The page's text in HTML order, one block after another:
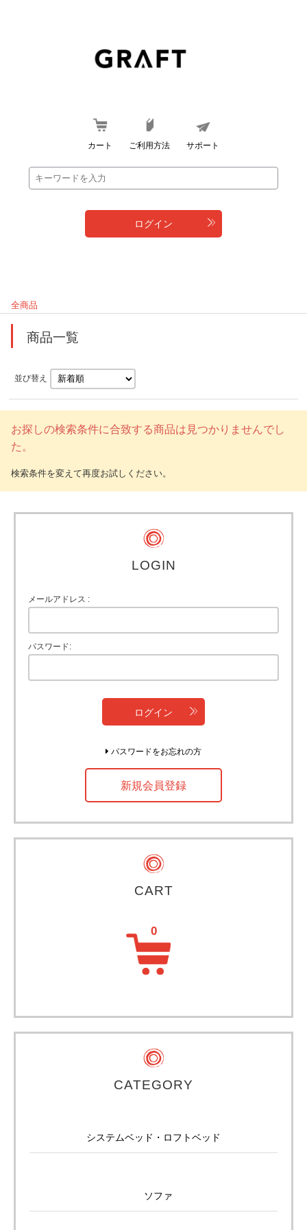
カート ご利用方法 サポート
ログイン
全商品
商品一覧
並び替え
お探しの検索条件に合致する商品は見つかりませんでし
た。
LOGIN
メールアドレス
パスワード
ログイン
パスワードをお忘れの方
新規会員登録
CART
CATEGORY
システムベッド・ロフトベッド
ソファ